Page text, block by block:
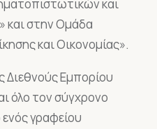
και
και στην Ομάδα
και Οικονομίας».
Εμπορίου
όλο τον σύγχρονο
γραφείου